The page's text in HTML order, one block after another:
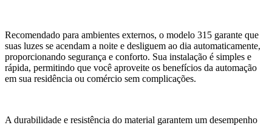
Recomendado para ambientes externos, o modelo 315 garante que
suas luzes se acendam a noite e desliguem ao dia automaticamente,
proporcionando segurança e conforto. Sua instalação é simples e
rápida, permitindo que você aproveite os benefícios da automação
em sua residência ou comércio sem complicações.
A durabilidade e resistência do material garantem um desempenho